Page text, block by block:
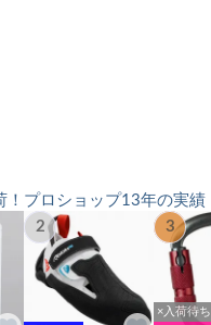
！プロショップ13年の実績
2 3
×入荷待ち